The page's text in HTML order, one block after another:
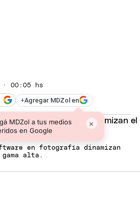
00:05 hs
+Agregar MDZol en
MDZol a tus medios
en Google
×
en fotografía dinamizan
alta.